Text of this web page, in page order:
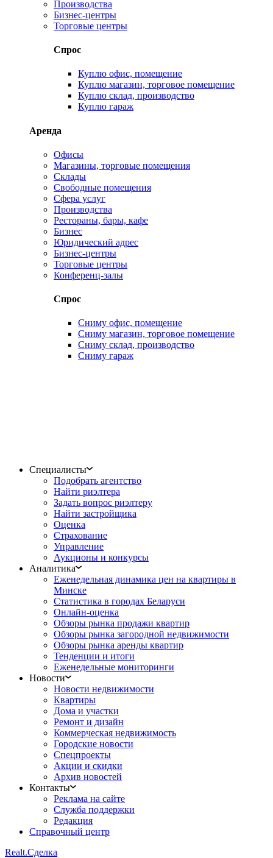
Производства
Бизнес-центры
Торговые центры
Спрос
Куплю офис, помещение
Куплю магазин, торговое помещение
Куплю склад, производство
Куплю гараж
Аренда
Офисы
Магазины, торговые помещения
Склады
Свободные помещения
Сфера услуг
Производства
Рестораны, бары, кафе
Бизнес
Юридический адрес
Бизнес-центры
Торговые центры
Конференц-залы
Спрос
Сниму офис, помещение
Сниму магазин, торговое помещение
Сниму склад, производство
Сниму гараж
Специалисты
Подобрать агентство
Найти риэлтера
Задать вопрос риэлтеру
Найти застройщика
Оценка
Страхование
Управление
Аукционы и конкурсы
Аналитика
Еженедельная динамика цен на квартиры в
Минске
Статистика в городах Беларуси
Онлайн-оценка
Обзоры рынка продажи квартир
Обзоры рынка загородной недвижимости
Обзоры рынка аренды квартир
Тенденции и итоги
Еженедельные мониторинги
Новости
Новости недвижимости
Квартиры
Дома и участки
Ремонт и дизайн
Коммерческая недвижимость
Городские новости
Спецпроекты
Акции и скидки
Архив новостей
Контакты
Реклама на сайте
Служба поддержки
Редакция
Справочный центр
Realt.Сделка